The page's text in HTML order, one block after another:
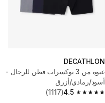
DECATHLON
عبوة من 3 بوكسرات قطن للرجال -
أسود/رمادي/أزرق
4.5
4.5 out of 5 stars from 1117 reviews
(1117)